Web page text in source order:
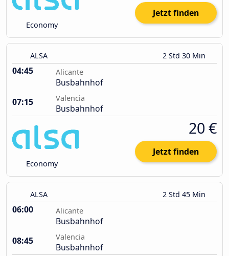
Economy
Jetzt finden
ALSA 2 Std 30 Min
04:45 Alicante
Busbahnhof
07:15
Valencia
Busbahnhof
Economy
20 €
Jetzt finden
ALSA 2 Std 45 Min
06:00 Alicante
Busbahnhof
08:45
Valencia
Busbahnhof